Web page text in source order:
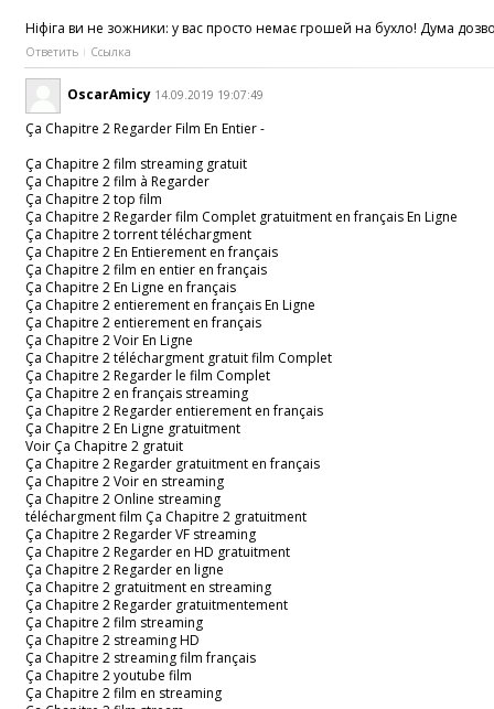
Ніфіга ви не зожники: у вас просто немає грошей на бухло! Дума
Ответить Ссылка
OscarAmicy 14.09.2019 19:07:49
Ça Chapitre 2 Regarder Film En Entier -
Ça Chapitre 2 film streaming gratuit
Ça Chapitre 2 film à Regarder
Ça Chapitre 2 top film
Ça Chapitre 2 Regarder film Complet gratuitment en français En Ligne
Ça Chapitre 2 torrent téléchargment
Ça Chapitre 2 En Entierement en français
Ça Chapitre 2 film en entier en français
Ça Chapitre 2 En Ligne en français
Ça Chapitre 2 entierement en français En Ligne
Ça Chapitre 2 entierement en français
Ça Chapitre 2 Voir En Ligne
Ça Chapitre 2 téléchargment gratuit film Complet
Ça Chapitre 2 Regarder le film Complet
Ça Chapitre 2 en français streaming
Ça Chapitre 2 Regarder entierement en français
Ça Chapitre 2 En Ligne gratuitment
Voir Ça Chapitre 2 gratuit
Ça Chapitre 2 Regarder gratuitment en français
Ça Chapitre 2 Voir en streaming
Ça Chapitre 2 Online streaming
téléchargment film Ça Chapitre 2 gratuitment
Ça Chapitre 2 Regarder VF streaming
Ça Chapitre 2 Regarder en HD gratuitment
Ça Chapitre 2 Regarder en ligne
Ça Chapitre 2 gratuitment en streaming
Ça Chapitre 2 Regarder gratuitmentement
Ça Chapitre 2 film streaming
Ça Chapitre 2 streaming HD
Ça Chapitre 2 streaming film français
Ça Chapitre 2 youtube film
Ça Chapitre 2 film en streaming